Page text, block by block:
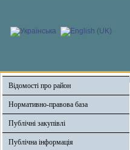
Відомості про район
Нормативно-правова база
Публічні закупівлі
Публічна інформація